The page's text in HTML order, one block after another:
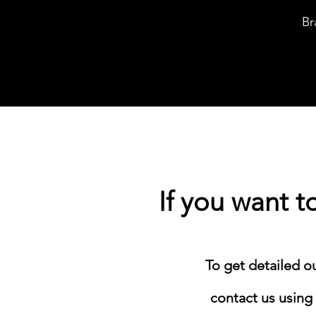
If you want
​To get detailed
contact us